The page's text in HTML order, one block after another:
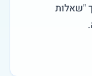
"שאלות